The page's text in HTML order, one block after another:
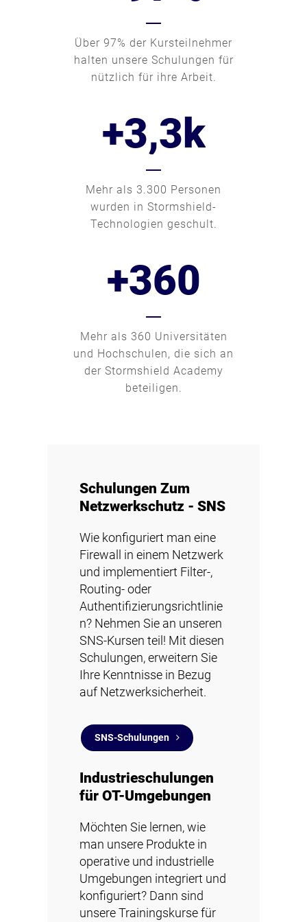
Über 97% der Kursteilnehmer
halten unsere Schulungen für
nützlich für ihre Arbeit.
+
0
1
2
3,
0
1
2
3k
Mehr als 3.300 Personen
wurden in Stormshield-
Technologien geschult.
+
0
1
2
3
0
1
2
3
4
5
60
Mehr als 360 Universitäten
und Hochschulen, die sich an
der Stormshield Academy
beteiligen.
Schulungen Zum
Netzwerkschutz - SNS
Wie konfiguriert man eine
Firewall in einem Netzwerk
und implementiert Filter-,
Routing- oder
Authentifizierungsrichtlinie
n? Nehmen Sie an unseren
SNS-Kursen teil! Mit diesen
Schulungen, erweitern Sie
Ihre Kenntnisse in Bezug
auf Netzwerksicherheit.
SNS-Schulungen
Industrieschulungen
für OT-Umgebungen
Möchten Sie lernen, wie
man unsere Produkte in
operative und industrielle
Umgebungen integriert und
konfiguriert? Dann sind
unsere Trainingskurse für